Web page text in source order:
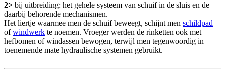
2> bij uitbreiding: het gehele systeem van schuif in de sluis en de
daarbij behorende mechanismen.
Het liertje waarmee men de schuif beweegt, schijnt men schildpad
ofwindwerk te noemen. Vroeger werden de rinketten ook met
hefbomen of windassen bewogen, terwijl men tegenwoordig in
toenemende mate hydraulische systemen gebruikt.